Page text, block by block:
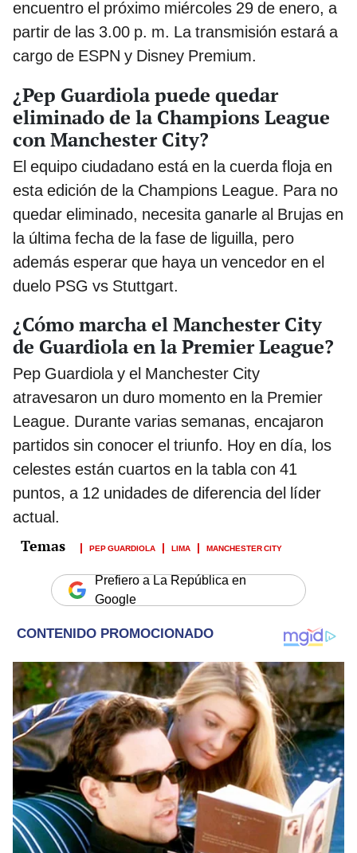
encuentro el próximo miércoles 29 de enero, a
partir de las 3.00 p. m. La transmisión estará a
cargo de ESPN y Disney Premium.
¿Pep Guardiola puede quedar
eliminado de la Champions League
con Manchester City?
El equipo ciudadano está en la cuerda floja en
esta edición de la Champions League. Para no
quedar eliminado, necesita ganarle al Brujas en
la última fecha de la fase de liguilla, pero
además esperar que haya un vencedor en el
duelo PSG vs Stuttgart.
¿Cómo marcha el Manchester City
de Guardiola en la Premier League?
Pep Guardiola y el Manchester City
atravesaron un duro momento en la Premier
League. Durante varias semanas, encajaron
partidos sin conocer el triunfo. Hoy en día, los
celestes están cuartos en la tabla con 41
puntos, a 12 unidades de diferencia del líder
actual.
PEP GUARDIOLA LIMA MANCHESTER CITY
Prefiero a La República en
Google